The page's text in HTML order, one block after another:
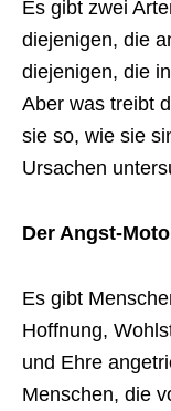
Es gibt zwei
diejenigen, die
diejenigen, die
Aber was treibt
sie so, wie sie
Ursachen
Der Angst-
Es gibt
Hoffnung,
und Ehre
Menschen, die